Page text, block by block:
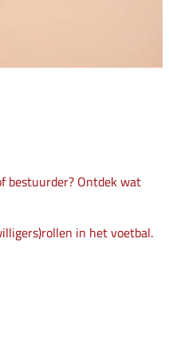
bestuurder? Ontdek wat
in het voetbal.